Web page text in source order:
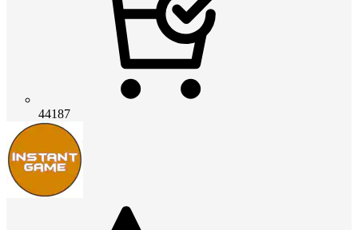
44187